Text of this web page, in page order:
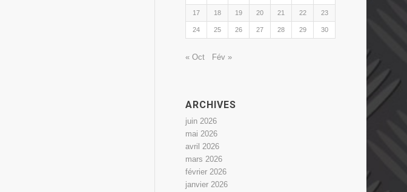
17 18 19 20 21 22 23
24 25 26 27 28 29 30
« Oct Fév »
ARCHIVES
juin 2026
mai 2026
avril 2026
mars 2026
février 2026
janvier 2026